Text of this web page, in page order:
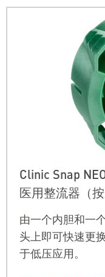
Clinic Snap
医用整流器（按
由一个内胆和一
头上即可快速更
于低压应用。